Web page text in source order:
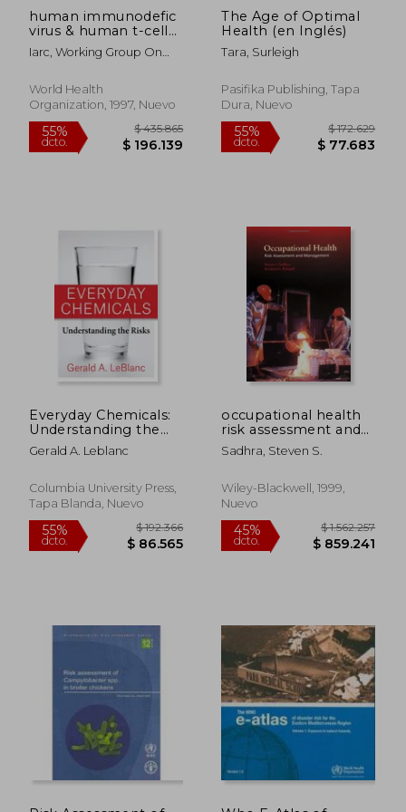
55%
dcto.
$ 242.756
$ 109.240
55%
dcto. $
human immunodefic
virus & human t-cells
lymphotropic: (en
Inglés)
Iarc, Working Group On
World Health
Organization, 1997, Nuevo
The Age of Optimal
Health (en Inglés)
Tara, Surleigh
Pasifika Publishing, Tapa
Dura, Nuevo
Everyday Chemicals:
Understanding the
Risks (en Inglés)
Gerald A. Leblanc
Columbia University Press,
Tapa Blanda, Nuevo
occupational health
risk assessment and
management (en
Inglés)
Sadhra, Steven S.
Wiley-Blackwell, 1999,
Nuevo